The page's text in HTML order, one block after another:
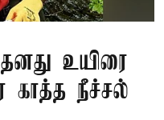
உயிரை
காத்த நீச்சல்